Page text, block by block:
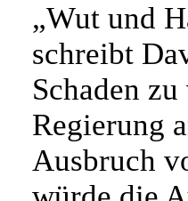
„Wut und
schreibt
Schaden
Regierung
Ausbruch